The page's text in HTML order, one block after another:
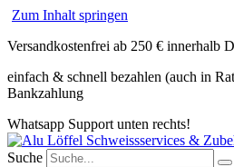
Zum Inhalt springen
Versandkostenfrei ab 250 € innerhalb
einfach & schnell bezahlen (auch in
Bankzahlung
Whatsapp Support unten rechts!
Suche